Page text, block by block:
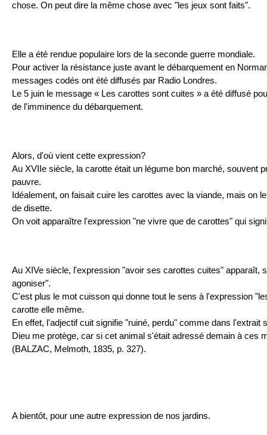
chose. On peut dire la même chose avec "les jeux sont faits".
Elle a été rendue populaire lors de la seconde guerre mondiale.
Pour activer la résistance juste avant le débarquement en
messages codés ont été diffusés par Radio Londres.
Le 5 juin le message « Les carottes sont cuites » a été diffusé
de l'imminence du débarquement.
Alors, d'où vient cette expression?
Au XVIIe siècle, la carotte était un légume bon marché, souvent
pauvre.
Idéalement, on faisait cuire les carottes avec la viande, mais on
de disette.
On voit apparaître l'expression "ne vivre que de carottes" qui
Au XIVe siècle, l'expression "avoir ses carottes cuites" apparaît,
agoniser".
C'est plus le mot cuisson qui donne tout le sens à l'expression
carotte elle même.
En effet, l'adjectif cuit signifie "ruiné, perdu" comme dans l'extrait
Dieu me protège, car si cet animal s'était adressé demain à ces
(BALZAC, Melmoth, 1835, p. 327).
A bientôt, pour une autre expression de nos jardins.